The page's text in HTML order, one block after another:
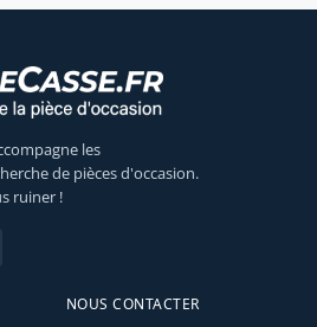
les
de pièces d'occasion.
ruiner !
NOUS CONTACTER